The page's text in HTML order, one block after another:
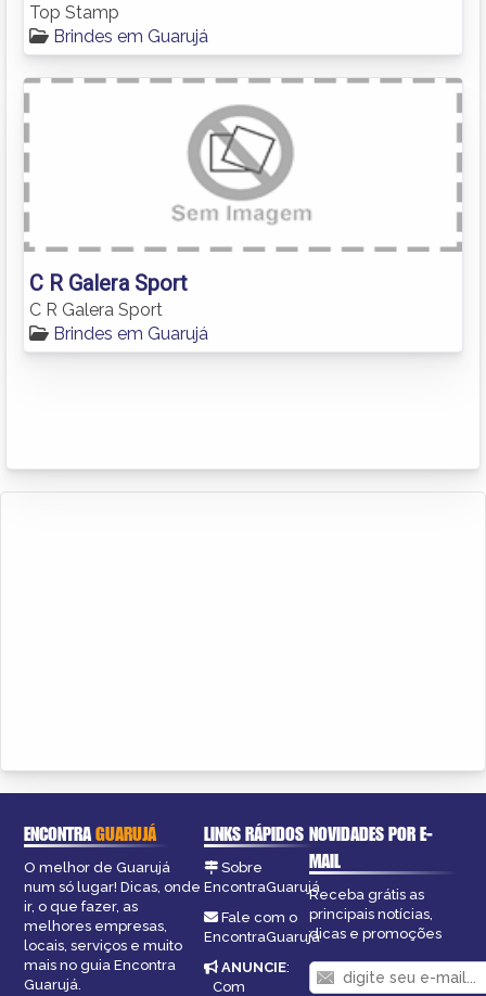
Top Stamp
Brindes em Guarujá
C R Galera Sport
C R Galera Sport
Brindes em Guarujá
ENCONTRAGUARUJÁ
O melhor de Guarujá
num só lugar! Dicas, onde
ir, o que fazer, as
melhores empresas,
locais, serviços e muito
mais no guia Encontra
Guarujá.
LINKS RÁPIDOS
Sobre
EncontraGuarujá
Fale com o
EncontraGuarujá
ANUNCIE:
Com
NOVIDADES POR E-
MAIL
Receba grátis as
principais notícias,
dicas e promoções